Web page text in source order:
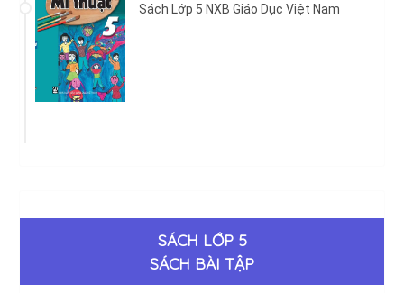
Sách Lớp 5 NXB Giáo Dục Việt Nam
SÁCH LỚP 5
SÁCH BÀI TẬP